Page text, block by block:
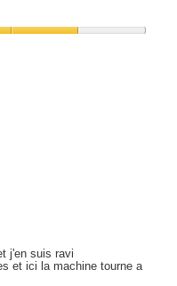
j'en suis ravi
et ici la machine tourne a